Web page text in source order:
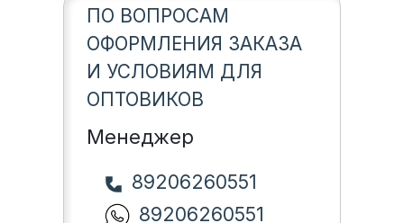
ПО ВОПРОСАМ
ОФОРМЛЕНИЯ ЗАКАЗА
И УСЛОВИЯМ ДЛЯ
ОПТОВИКОВ
Менеджер
89206260551
89206260551